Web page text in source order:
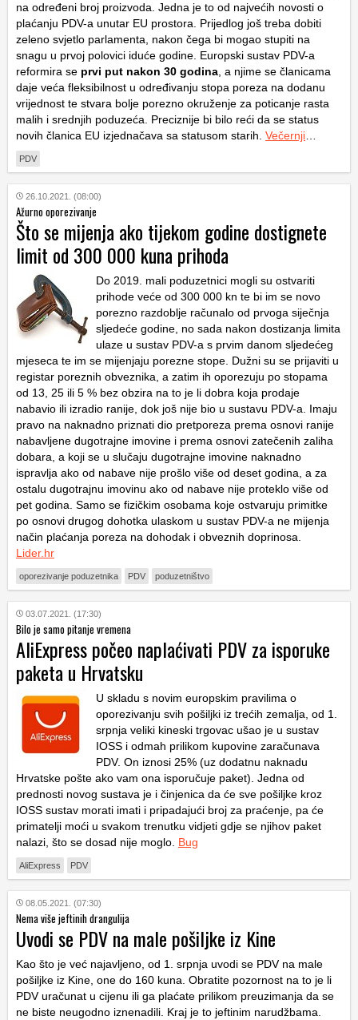
na određeni broj proizvoda. Jedna je to od najvećih novosti o
plaćanju PDV-a unutar EU prostora. Prijedlog još treba dobiti
zeleno svjetlo parlamenta, nakon čega bi mogao stupiti na
snagu u prvoj polovici iduće godine. Europski sustav PDV-a
reformira se prvi put nakon 30 godina, a njime se članicama
daje veća fleksibilnost u određivanju stopa poreza na dodanu
vrijednost te stvara bolje porezno okruženje za poticanje rasta
malih i srednjih poduzeća. Preciznije bi bilo reći da se status
novih članica EU izjednačava sa statusom starih. Večernji…
PDV
26.10.2021. (08:00)
Ažurno oporezivanje
Što se mijenja ako tijekom godine dostignete
limit od 300 000 kuna prihoda
Do 2019. mali poduzetnici mogli su ostvariti
prihode veće od 300 000 kn te bi im se novo
porezno razdoblje računalo od prvoga siječnja
sljedeće godine, no sada nakon dostizanja limita
ulaze u sustav PDV-a s prvim danom sljedećeg
mjeseca te im se mijenjaju porezne stope. Dužni su se prijaviti u
registar poreznih obveznika, a zatim ih oporezuju po stopama
od 13, 25 ili 5 % bez obzira na to je li dobra koja prodaje
nabavio ili izradio ranije, dok još nije bio u sustavu PDV-a. Imaju
pravo na naknadno priznati dio pretporeza prema osnovi ranije
nabavljene dugotrajne imovine i prema osnovi zatečenih zaliha
dobara, a koji se u slučaju dugotrajne imovine naknadno
ispravlja ako od nabave nije prošlo više od deset godina, a za
ostalu dugotrajnu imovinu ako od nabave nije proteklo više od
pet godina. Samo se fizičkim osobama koje ostvaruju primitke
po osnovi drugog dohotka ulaskom u sustav PDV-a ne mijenja
način plaćanja poreza na dohodak i obveznih doprinosa.
Lider.hr
oporezivanje poduzetnika PDV poduzetništvo
03.07.2021. (17:30)
Bilo je samo pitanje vremena
AliExpress počeo naplaćivati PDV za isporuke
paketa u Hrvatsku
U skladu s novim europskim pravilima o
oporezivanju svih pošiljki iz trećih zemalja, od 1.
srpnja veliki kineski trgovac ušao je u sustav
IOSS i odmah prilikom kupovine zaračunava
PDV. On iznosi 25% (uz dodatnu naknadu
Hrvatske pošte ako vam ona isporučuje paket). Jedna od
prednosti novog sustava je i činjenica da će sve pošiljke kroz
IOSS sustav morati imati i pripadajući broj za praćenje, pa će
primatelji moći u svakom trenutku vidjeti gdje se njihov paket
nalazi, što se dosad nije moglo. Bug
AliExpress PDV
08.05.2021. (07:30)
Nema više jeftinih drangulija
Uvodi se PDV na male pošiljke iz Kine
Kao što je već najavljeno, od 1. srpnja uvodi se PDV na male
pošiljke iz Kine, one do 160 kuna. Obratite pozornost na to je li
PDV uračunat u cijenu ili ga plaćate prilikom preuzimanja da se
ne biste neugodno iznenadili. Kraj je to jeftinim narudžbama.